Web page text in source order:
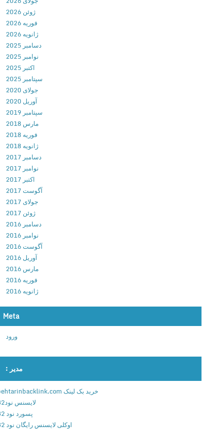
0
6
د
ا
ن
ل
د
ب
ر
ن
ا
م
ه
م
ک
ب
ض
ط
خ
و
د
ک
ا
ر
م
t
o
m
a
t
i
C
a
l
l
R
e
c
o
r
e
r
P
r
o
5
.
0
2
ض
ب
خ
ر
م
ک
ژوئن 2026
فوریه 2026
ژانویه 2026
دسامبر 2025
نوامبر 2025
سپتامبر 2025
جولای 2020
آوریل 2020
سپتامبر 2019
مارس 2018
فوریه 2018
ژانویه 2018
دسامبر 2017
نوامبر 2017
آگوست 2017
جولای 2017
ژوئن 2017
دسامبر 2016
نوامبر 2016
آگوست 2016
آوریل 2016
مارس 2016
فوریه 2016
ژانویه 2016
Meta
مدیر :
خرید بک لینک behtarinbacklink.com
لایسنس نود32
پسورد نود 32
اوکلی لایسنس رایگان نود 32